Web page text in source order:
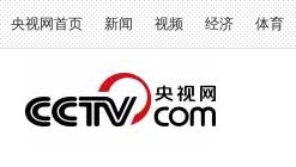
央视网首页 新闻 视频 经济 体育